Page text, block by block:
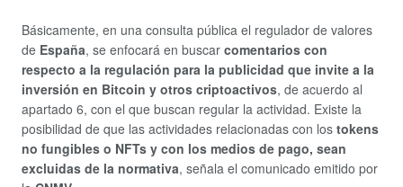
Básicamente, en una consulta pública el regulador de valores
de España, se enfocará en buscar comentarios con
respecto a la regulación para la publicidad que invite a la
inversión en Bitcoin y otros criptoactivos, de acuerdo al
apartado 6, con el que buscan regular la actividad. Existe la
posibilidad de que las actividades relacionadas con los tokens
no fungibles o NFTs y con los medios de pago, sean
excluidas de la normativa, señala el comunicado emitido por